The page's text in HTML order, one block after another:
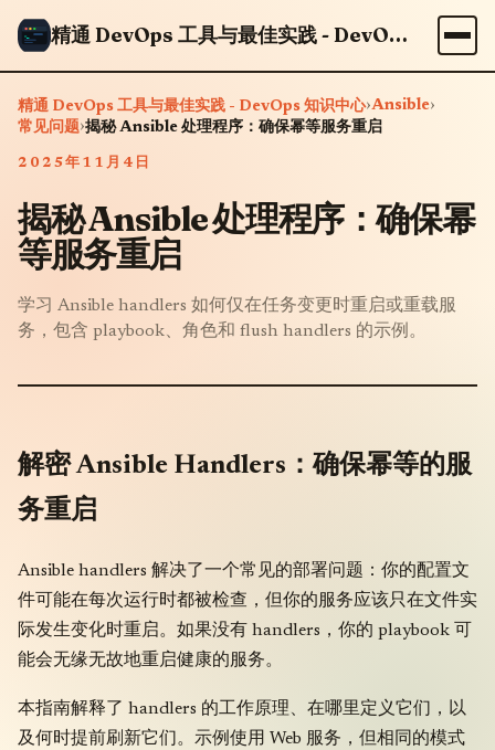
精通 DevOps 工具与最佳实践 - DevOps 知识中心
精通 DevOps 工具与最佳实践 - DevOps 知识中心›Ansible›
常见问题›揭秘 Ansible 处理程序：确保幂等服务重启
2025年11月4日
揭秘 Ansible 处理程序：确保幂
等服务重启
学习 Ansible handlers 如何仅在任务变更时重启或重载服
务，包含 playbook、角色和 flush handlers 的示例。
解密 Ansible Handlers：确保幂等的服
务重启
Ansible handlers 解决了一个常见的部署问题：你的配置文
件可能在每次运行时都被检查，但你的服务应该只在文件实
际发生变化时重启。如果没有 handlers，你的 playbook 可
能会无缘无故地重启健康的服务。
本指南解释了 handlers 的工作原理、在哪里定义它们，以
及何时提前刷新它们。示例使用 Web 服务，但相同的模式